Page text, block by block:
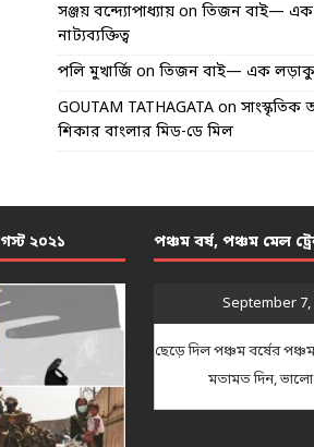
সঞ্জয় বন্দ্যোপাধ্যায়on তিজন বাই—
নাট্যব্যক্তিত্ব
পলি মুখার্জিon তিজন বাই— এক লড়াকু
GOUTAM TATHAGATAon সাংস্কৃতিক
শিকার বাংলার মিড-ডে মিল
২০২১ পঞ্চম বর্ষ, পঞ্চম মেল
September 7,
ছেড়ে দিল পঞ্চম বর্ষের
মতামত দিন,